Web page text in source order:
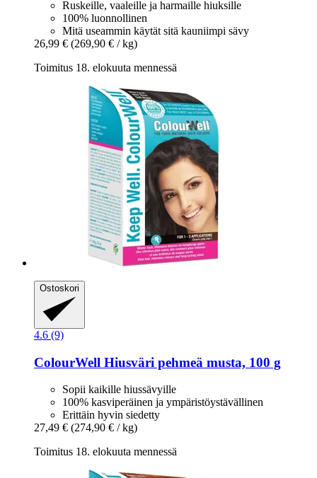
Ruskeille, vaaleille ja harmaille hiuksille
100% luonnollinen
Mitä useammin käytät sitä kauniimpi sävy
26,99 € (269,90 € / kg)
Toimitus 18. elokuuta mennessä
Ostoskori
4.6 (9)
ColourWell Hiusväri pehmeä musta, 100 g
Sopii kaikille hiussävyille
100% kasviperäinen ja ympäristöystävällinen
Erittäin hyvin siedetty
27,49 € (274,90 € / kg)
Toimitus 18. elokuuta mennessä